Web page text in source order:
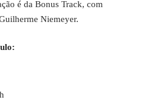
é da Bonus Track, com
Niemeyer.